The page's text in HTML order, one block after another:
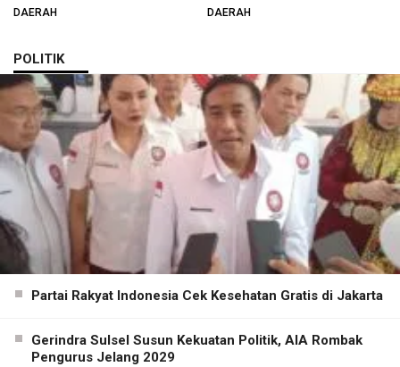
DAERAH DAERAH
POLITIK
Partai Rakyat Indonesia Cek Kesehatan Gratis di Jakarta
Gerindra Sulsel Susun Kekuatan Politik, AIA Rombak
Pengurus Jelang 2029